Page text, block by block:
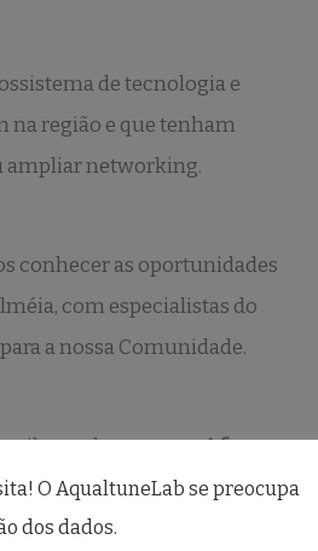
de tecnologia e
na região e que tenham
ampliar networking.
conhecer as oportunidades
com especialistas do
a nossa Comunidade.
sobre a nossaAfroya
A Conferência anual de
ano focada em
O AqualtuneLab se preocupa
dos dados.